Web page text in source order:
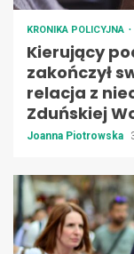
KRONIKA POLICYJNA
Kierujący
zakończył
relacja z
Zduńskiej
Joanna Piotrowska